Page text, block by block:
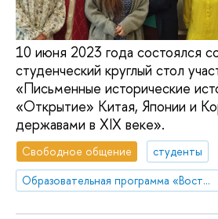
10 июня 2023 года состоялся
студенческий круглый стол
«Письменные исторические
«Открытие» Китая, Японии и
державами в XIX веке».
Свободное общение
студенты
Образовательная программа «Востоковедение»